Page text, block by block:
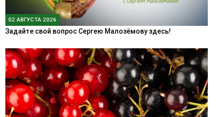
02 АВГУСТА 2026
Задайте свой вопрос Сергею Малозёмову здесь!